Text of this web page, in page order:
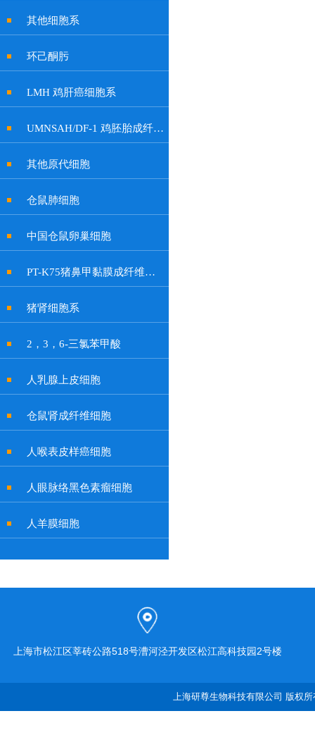
其他细胞系
环己酮肟
LMH 鸡肝癌细胞系
UMNSAH/DF-1 鸡胚胎成纤维细胞系
其他原代细胞
仓鼠肺细胞
中国仓鼠卵巢细胞
PT-K75猪鼻甲黏膜成纤维贴壁细胞系
猪肾细胞系
2，3，6-三氯苯甲酸
人乳腺上皮细胞
仓鼠肾成纤维细胞
人喉表皮样癌细胞
人眼脉络黑色素瘤细胞
人羊膜细胞
上海市松江区莘砖公路518号漕河泾开发区松江高科技园2号楼
上海研尊生物科技有限公司 版权